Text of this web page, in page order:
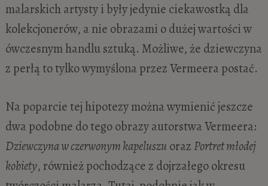
malarskich artysty i były jedynie ciekawostką dla
kolekcjonerów, a nie obrazami o dużej wartości w
ówczesnym handlu sztuką. Możliwe, że dziewczyna
z perłą to tylko wymyślona przez Vermeera postać.
Na poparcie tej hipotezy można wymienić jeszcze
dwa podobne do tego obrazy autorstwa Vermeera:
Dziewczyna w czerwonym kapeluszu oraz Portret młodej
kobiety, również pochodzące z dojrzałego okresu